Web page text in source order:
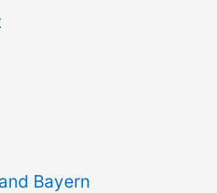
Bayern